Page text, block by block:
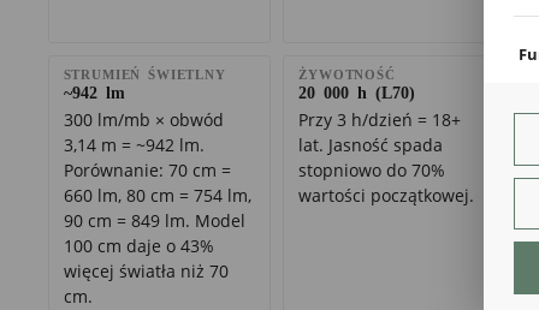
STRUMIEŃ ŚWIETLNY
~942 lm
300 lm/mb × obwód
3,14 m = ~942 lm.
Porównanie: 70 cm =
660 lm, 80 cm = 754 lm,
90 cm = 849 lm. Model
100 cm daje o 43%
więcej światła niż 70
cm.
ŻYWOTNOŚĆ
20 000 h (L70)
Przy 3 h/dzień = 18+
lat. Jasność spada
stopniowo do 70%
wartości początkowej.